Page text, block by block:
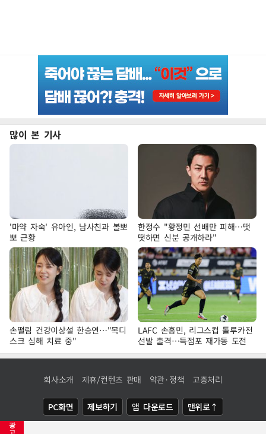
광
고
많이 본 기사
'마약 자숙' 유아인, 남사친과 볼뽀
뽀 근황
한정수 "황정민 선배만 피해…떳
떳하면 신분 공개하라"
손떨림 건강이상설 한승연…"목디
스크 심해 치료 중"
LAFC 손흥민, 리그스컵 톨루카전
선발 출격…득점포 재가동 도전
회사소개 제휴/컨텐츠 판매 약관·정책 고충처리
PC화면 제보하기 앱 다운로드 맨위로↑